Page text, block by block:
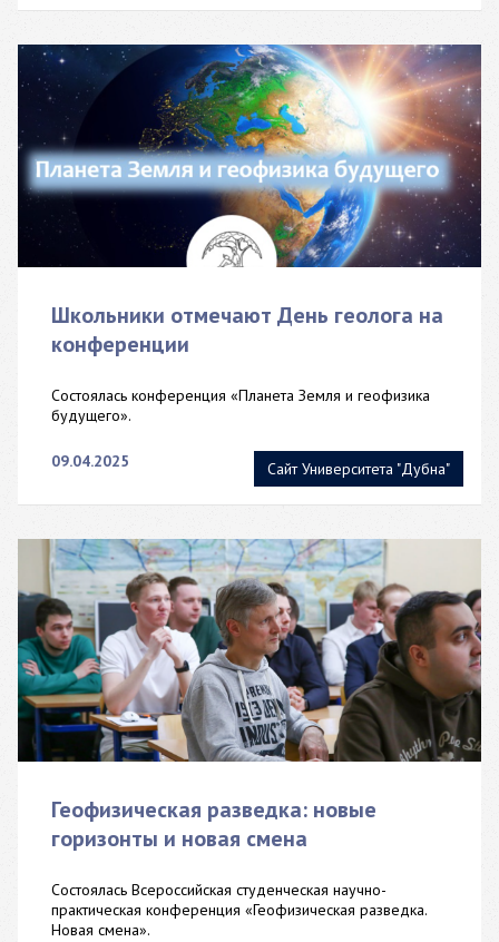
Сайт Университета "Дубна"
Школьники отмечают День геолога на
конференции
Состоялась конференция «Планета Земля и геофизика
будущего».
09.04.2025
Геофизическая разведка: новые
горизонты и новая смена
Состоялась Всероссийская студенческая научно-
практическая конференция «Геофизическая разведка.
Новая смена».